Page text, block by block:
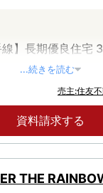
線】長期優良住宅
町」駅 再開発に
利用可能
住戸、スカイラ
...続きを読む
売主:住友
資料請求する
THE